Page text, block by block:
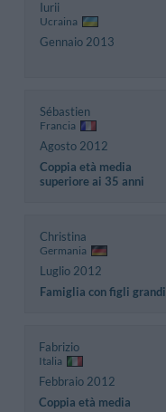
Iurii
Ucraina
Gennaio 2013
Sébastien
Francia
Agosto 2012
Coppia età media
superiore ai 35 anni
Christina
Germania
Luglio 2012
Famiglia con figli grandi
Fabrizio
Italia
Febbraio 2012
Coppia età media